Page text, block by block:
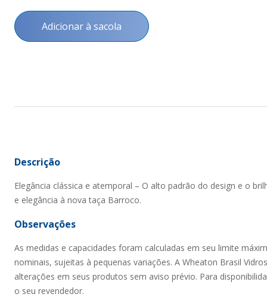
Adicionar à sacola
Descrição
Elegância clássica e atemporal – O alto padrão do design e o
e elegância à nova taça Barroco.
Observações
As medidas e capacidades foram calculadas em seu limite
nominais, sujeitas à pequenas variações. A Wheaton Brasil
alterações em seus produtos sem aviso prévio. Para
o seu revendedor.